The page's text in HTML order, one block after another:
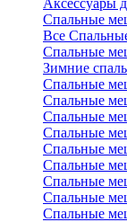
Аксессуары
Спальные
Все
Спальные
Зимние
Спальные
Спальные
Спальные
Спальные
Спальные
Cпальные
Спальные
Спальные
Спальные